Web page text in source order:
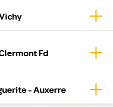
Fd
- Auxerre